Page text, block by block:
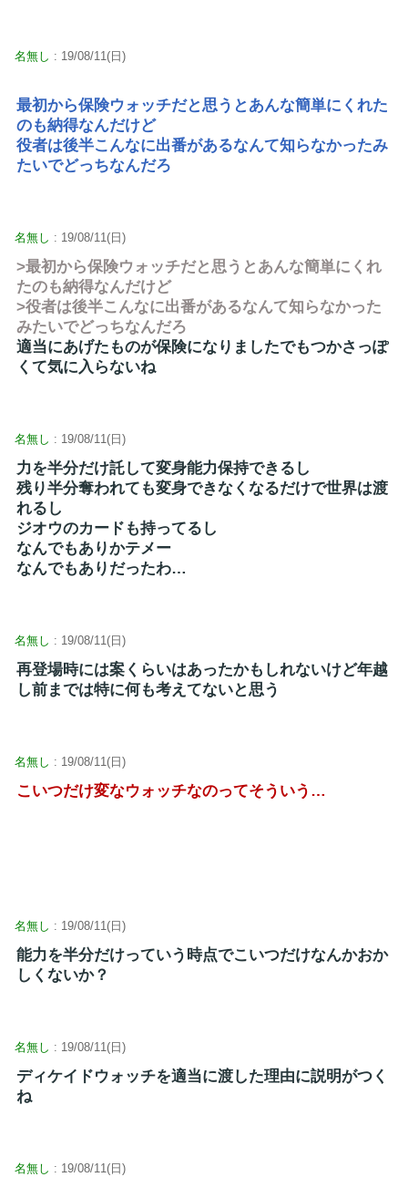
名無し : 19/08/11(日)
最初から保険ウォッチだと思うとあんな簡単にくれた
のも納得なんだけど
役者は後半こんなに出番があるなんて知らなかったみ
たいでどっちなんだろ
名無し : 19/08/11(日)
>最初から保険ウォッチだと思うとあんな簡単にくれ
たのも納得なんだけど
>役者は後半こんなに出番があるなんて知らなかった
みたいでどっちなんだろ
適当にあげたものが保険になりましたでもつかさっぽ
くて気に入らないね
名無し : 19/08/11(日)
力を半分だけ託して変身能力保持できるし
残り半分奪われても変身できなくなるだけで世界は渡
れるし
ジオウのカードも持ってるし
なんでもありかテメー
なんでもありだったわ…
名無し : 19/08/11(日)
再登場時には案くらいはあったかもしれないけど年越
し前までは特に何も考えてないと思う
名無し : 19/08/11(日)
こいつだけ変なウォッチなのってそういう…
名無し : 19/08/11(日)
能力を半分だけっていう時点でこいつだけなんかおか
しくないか？
名無し : 19/08/11(日)
ディケイドウォッチを適当に渡した理由に説明がつく
ね
名無し : 19/08/11(日)